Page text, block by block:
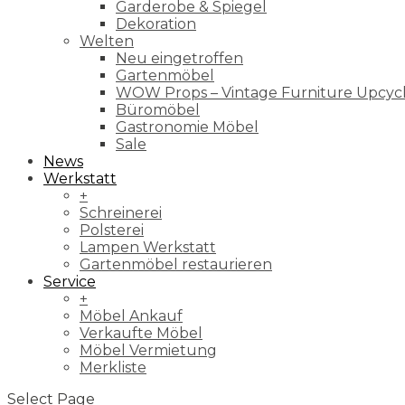
Garderobe & Spiegel
Dekoration
Welten
Neu eingetroffen
Gartenmöbel
WOW Props – Vintage Furniture
Büromöbel
Gastronomie Möbel
Sale
News
Werkstatt
+
Schreinerei
Polsterei
Lampen Werkstatt
Gartenmöbel restaurieren
Service
+
Möbel Ankauf
Verkaufte Möbel
Möbel Vermietung
Merkliste
Select Page